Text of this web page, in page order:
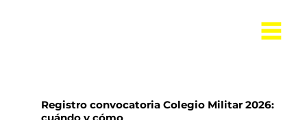
Registro convocatoria Colegio Militar 2026: